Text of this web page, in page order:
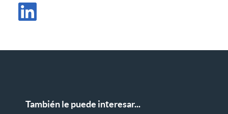
Compartir comunicado de prensa en X
También le puede interesar...